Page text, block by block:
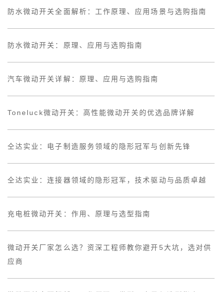
防水微动开关全面解析：工作原理、应用场景与选购指南
防水微动开关：原理、应用与选购指南
汽车微动开关详解：原理、应用与选购指南
Toneluck微动开关：高性能微动开关的优选品牌详解
仝达实业：电子制造服务领域的隐形冠军与创新先锋
仝达实业：连接器领域的隐形冠军，技术驱动与品质卓越
充电桩微动开关：作用、原理与选型指南
微动开关厂家怎么选？资深工程师教你避开5大坑，选对供
应商